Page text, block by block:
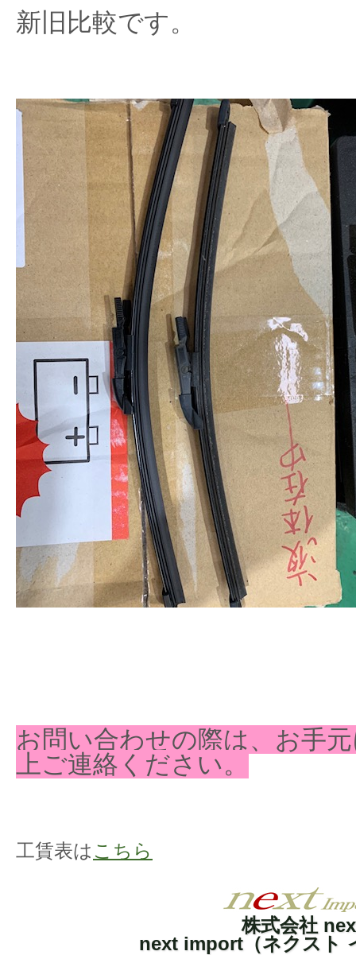
新旧比較です。
お問い合わせの際は、お手
上ご連絡ください。
工賃表は こちら
株式会社
next import（ネクスト